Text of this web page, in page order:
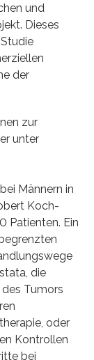
und
Dieses
der
zur
unter
Männern in
Koch-
Patienten. Ein
die
Tumors
oder
Kontrollen
bei